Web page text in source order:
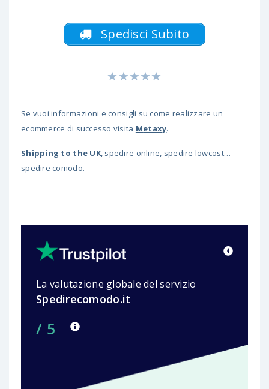
Spedisci Subito
Se vuoi informazioni e consigli su come realizzare un
ecommerce di successo visita Metaxy.
Shipping to the UK, spedire online, spedire lowcost…
spedire comodo.
La valutazione globale del servizio
Spedirecomodo.it
/ 5